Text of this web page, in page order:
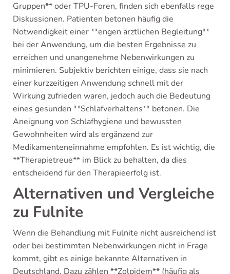
Gruppen** oder TPU-Foren, finden sich ebenfalls rege
Diskussionen. Patienten betonen häufig die
Notwendigkeit einer **engen ärztlichen Begleitung**
bei der Anwendung, um die besten Ergebnisse zu
erreichen und unangenehme Nebenwirkungen zu
minimieren. Subjektiv berichten einige, dass sie nach
einer kurzzeitigen Anwendung schnell mit der
Wirkung zufrieden waren, jedoch auch die Bedeutung
eines gesunden **Schlafverhaltens** betonen. Die
Aneignung von Schlafhygiene und bewussten
Gewohnheiten wird als ergänzend zur
Medikamenteneinnahme empfohlen. Es ist wichtig, die
**Therapietreue** im Blick zu behalten, da dies
entscheidend für den Therapieerfolg ist.
Alternativen und Vergleiche
zu Fulnite
Wenn die Behandlung mit Fulnite nicht ausreichend ist
oder bei bestimmten Nebenwirkungen nicht in Frage
kommt, gibt es einige bekannte Alternativen in
Deutschland. Dazu zählen **Zolpidem** (häufig als